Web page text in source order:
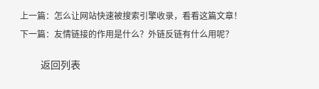
上一篇： 怎么让网站快速被搜索引擎收录，看看这篇文章！
下一篇： 友情链接的作用是什么？外链反链有什么用呢？
返回列表